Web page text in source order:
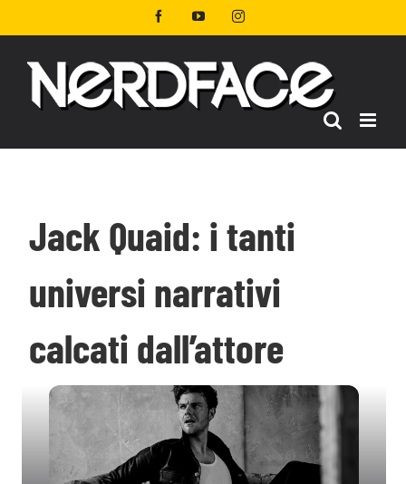
al
FacebookYouTubeInstagram
Jack Quaid: i tanti
universi narrativi
calcati dall’attore